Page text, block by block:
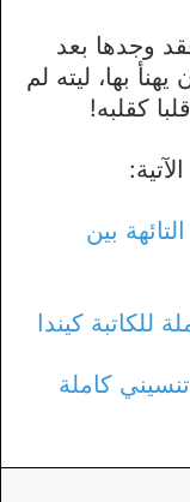
وجدها بعد
بها، ليته لم
كقلبه!
بين
للكاتبة كيندا
كاملة